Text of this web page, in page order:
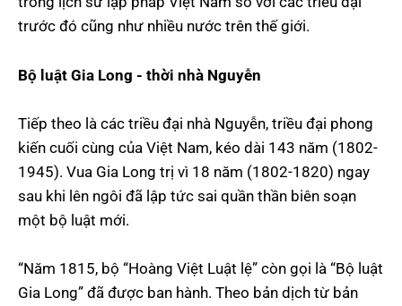
trước đó cũng như nhiều nước trên thế giới.
Bộ luật Gia Long - thời nhà Nguyễn
Tiếp theo là các triều đại nhà Nguyễn, triều đại phong
kiến cuối cùng của Việt Nam, kéo dài 143 năm (1802-
1945). Vua Gia Long trị vì 18 năm (1802-1820) ngay
sau khi lên ngôi đã lập tức sai quần thần biên soạn
một bộ luật mới.
“Năm 1815, bộ “Hoàng Việt Luật lệ” còn gọi là “Bộ luật
Gia Long” đã được ban hành. Theo bản dịch từ bản